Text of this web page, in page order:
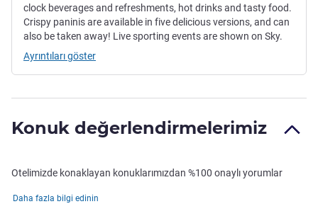
clock beverages and refreshments, hot drinks and tasty food.
Crispy paninis are available in five delicious versions, and can
also be taken away! Live sporting events are shown on Sky.
Ayrıntıları göster
Konuk değerlendirmelerimiz
Otelimizde konaklayan konuklarımızdan %100 onaylı yorumlar
Daha fazla bilgi edinin